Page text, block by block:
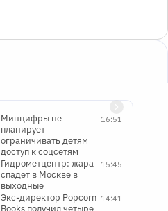
16:51
Минцифры не
планирует
ограничивать детям
доступ к соцсетям
15:45
Гидрометцентр: жара
спадет в Москве в
выходные
14:41
Экс-директор Popcorn
Books получил четыре